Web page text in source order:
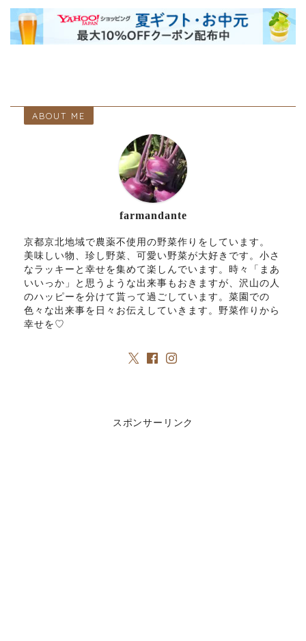
ABOUT ME
farmandante
京都京北地域で農薬不使用の野菜作りをしています。
美味しい物、珍し野菜、可愛い野菜が大好きです。小さ
なラッキーと幸せを集めて楽しんでいます。時々「まあ
いいっか」と思うような出来事もおきますが、沢山の人
のハッピーを分けて貰って過ごしています。菜園での
色々な出来事を日々お伝えしていきます。野菜作りから
幸せを♡
スポンサーリンク